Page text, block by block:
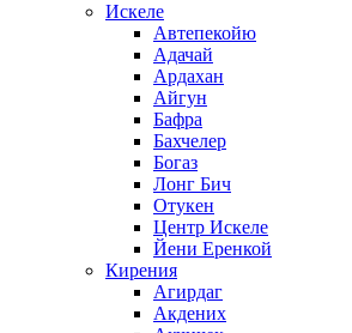
Искеле
Автепекойю
Адачай
Ардахан
Айгун
Бафра
Бахчелер
Богаз
Лонг Бич
Отукен
Центр Искеле
Йени Еренкой
Кирения
Агирдаг
Акдених